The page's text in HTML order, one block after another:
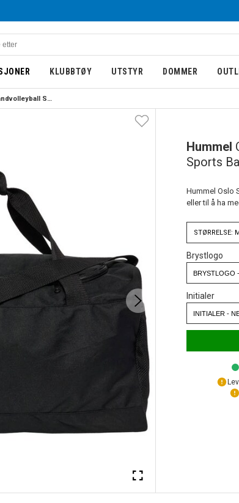
KLUBBTØY UTSTYR DOMMER
Hummel Oslo Sandvolleyball Sports Bag Sort
Hummel
Sports
Hummel Oslo
eller til å ha
STØRRELSE: M
Brystlogo
Initialer